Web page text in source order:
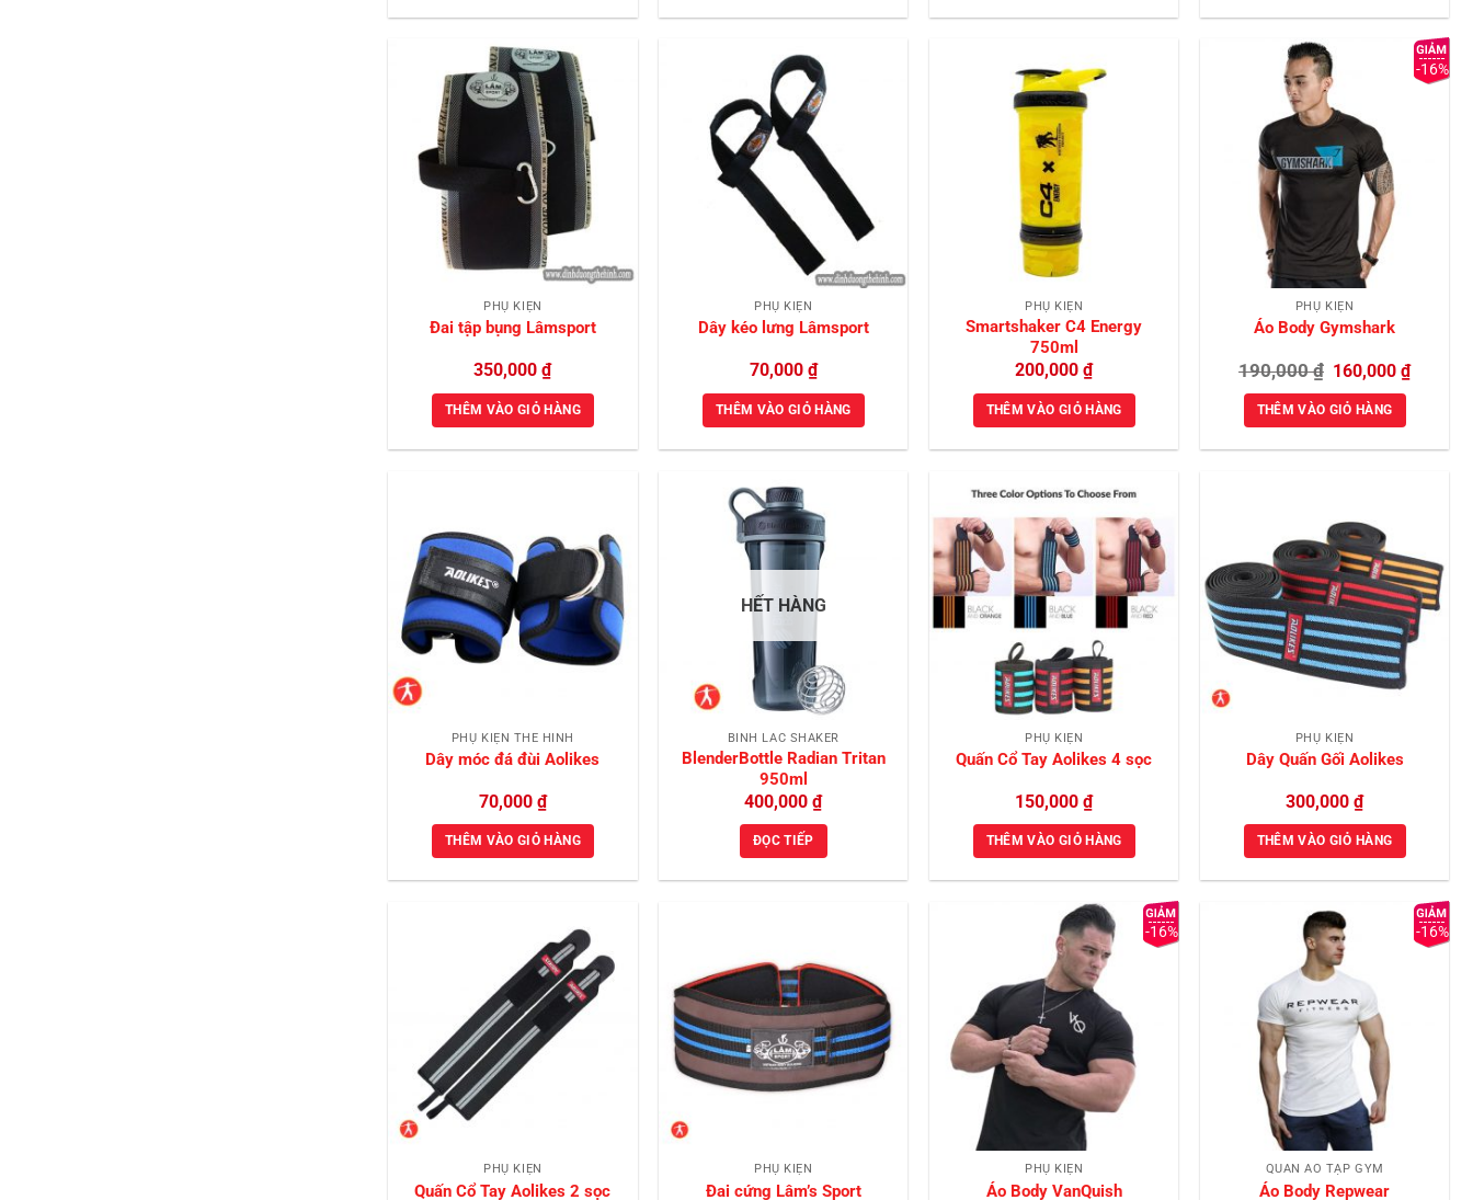
Add to
Wishlist
PHỤ KIỆN
Đai tập bụng Lâmsport
350,000₫
THÊM VÀO GIỎ HÀNG
PHỤ KIỆN
Dây kéo lưng Lâmsport
70,000 ₫
THÊM VÀO GIỎ HÀNG
PHỤ KIỆN
Smartshaker C4 Energy
750ml
200,000₫
THÊM VÀO GIỎ HÀNG
-16%
Wishlist
PHỤ KIỆN
Áo Body Gymshark
190,000₫ Giá
gốc
là:
190,000 ₫.
160,000₫Giá
hiện
THÊM VÀO GIỎ HÀNG
Add to
Wishlist
PHỤ KIỆN THỂ HÌNH
Dây móc đá đùi Aolikes
70,000 ₫
THÊM VÀO GIỎ HÀNG
HẾT HÀNG
BÌNH LẮC SHAKER
BlenderBottle Radian Tritan
950ml
400,000₫
ĐỌC TIẾP
Add to
Wishlist
PHỤ KIỆN
Quấn Cổ Tay Aolikes 4 sọc
150,000₫
THÊM VÀO GIỎ HÀNG
Add to
Wishlist
PHỤ KIỆN
Dây Quấn Gối Aolikes
300,000₫
THÊM VÀO GIỎ HÀNG
Add to
Wishlist
PHỤ KIỆN
Quấn Cổ Tay Aolikes 2 sọc
Add to
Wishlist
PHỤ KIỆN
Đai cứng Lâm’s Sport
-16%
Wishlist
PHỤ KIỆN
Áo Body VanQuish
-16%
QUẦN ÁO TẬP GYM
Áo Body Repwear